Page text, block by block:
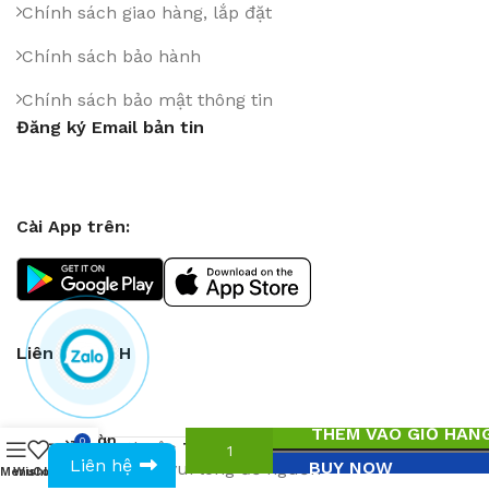
Chính sách giao hàng, lắp đặt
Chính sách bảo hành
Chính sách bảo mật thông tin
Đăng ký Email bản tin
Cài App trên:
Liên Kết MXH
Bản quyền thuộc Thanh Thien Co., Ltd. Sao chép
vui lòng để nguồn
Chân
bàn
cafe
₫
THÊM VÀO GIỎ
BUY NOW
Menu
WishlistCompare
0
Cart
Liên hệ
0943594386